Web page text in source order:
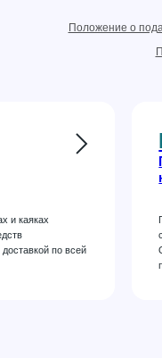
Положение о
и каяках
по всей